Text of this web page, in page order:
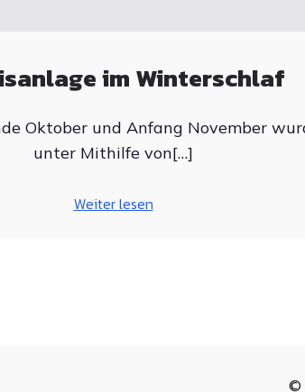
im Winterschlaf
Oktober und Anfang November
unter Mithilfe von[…]
Weiter lesen
©